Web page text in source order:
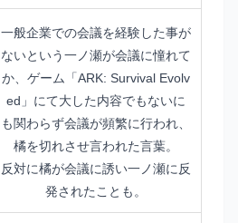
一般企業での会議を経験した事が
ないという一ノ瀬が会議に憧れて
か、ゲーム「ARK: Survival Evolv
ed」にて大した内容でもないに
も関わらず会議が頻繁に行われ、
橘を切れさせ言われた言葉。
反対に橘が会議に誘い一ノ瀬に反
発されたことも。